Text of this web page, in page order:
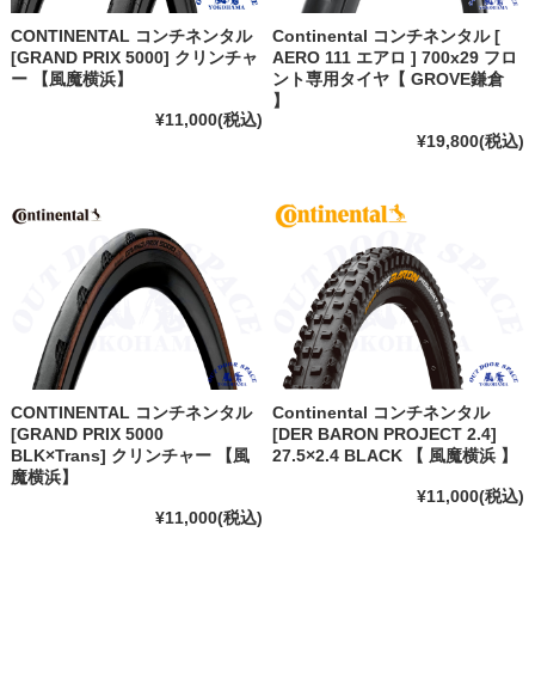
CONTINENTAL コンチネンタル
[GRAND PRIX 5000] クリンチャ
ー 【風魔横浜】
¥11,000(税込)
Continental コンチネンタル [
AERO 111 エアロ ] 700x29 フロ
ント専用タイヤ【 GROVE鎌倉
】
¥19,800(税込)
CONTINENTAL コンチネンタル
[GRAND PRIX 5000
BLK×Trans] クリンチャー 【風
魔横浜】
¥11,000(税込)
Continental コンチネンタル
[DER BARON PROJECT 2.4]
27.5×2.4 BLACK 【 風魔横浜 】
¥11,000(税込)